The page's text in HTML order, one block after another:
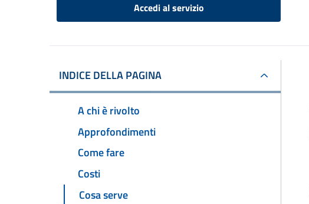
Accedi al servizio
INDICE DELLA PAGINA
A chi è rivolto
Approfondimenti
Come fare
Costi
Cosa serve